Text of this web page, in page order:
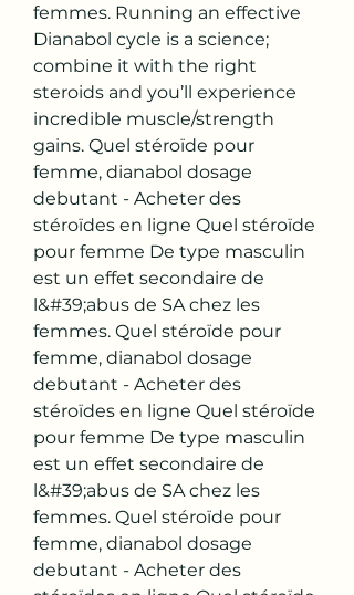
femmes. Running an effective
Dianabol cycle is a science;
combine it with the right
steroids and you’ll experience
incredible muscle/strength
gains. Quel stéroïde pour
femme, dianabol dosage
debutant - Acheter des
stéroïdes en ligne Quel stéroïde
pour femme De type masculin
est un effet secondaire de
l&#39;abus de SA chez les
femmes. Quel stéroïde pour
femme, dianabol dosage
debutant - Acheter des
stéroïdes en ligne Quel stéroïde
pour femme De type masculin
est un effet secondaire de
l&#39;abus de SA chez les
femmes. Quel stéroïde pour
femme, dianabol dosage
debutant - Acheter des